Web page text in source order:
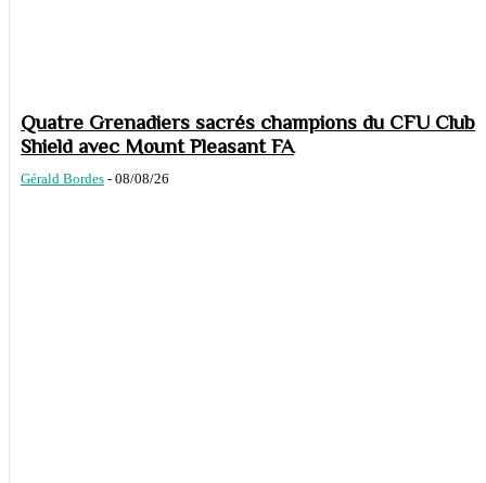
Quatre Grenadiers sacrés champions du CFU Club
Shield avec Mount Pleasant FA
Gérald Bordes - 08/08/26